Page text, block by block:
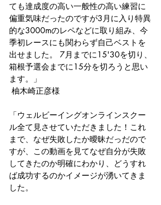
ても達成度の高い一般性の高い練習に
偏重気味だったのですが3月に入り特異
的な3000mのレペなどに取り組み、今
季初レースにも関わらず自己ベストを
出せました。 7月までに15'30を切り、
箱根予選会までに15分を切ろうと思い
ます。」
柚木崎正彦様
「ウェルビーイングオンラインスクー
ル全て見させていただきました！これ
まで、なぜ失敗したか曖昧だっだので
すが、この動画を見てなぜ自分が失敗
してきたのか明確にわかり、どうすれ
ば成功するのかイメージが湧いてきま
した。